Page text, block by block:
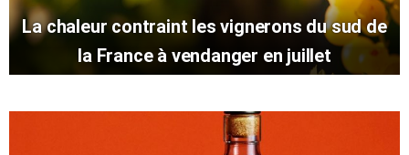
La chaleur contraint les vignerons du sud de
la France à vendanger en juillet